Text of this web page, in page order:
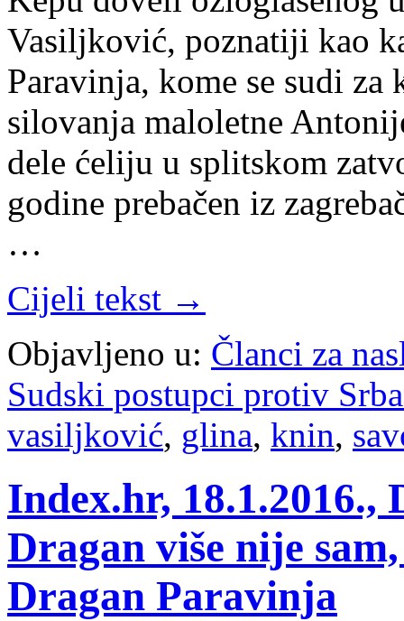
Vasiljković, poznatiji kao
Paravinja, kome se sudi
silovanja maloletne
dele ćeliju u splitskom
godine prebačen iz
…
Cijeli tekst →
Objavljeno u: Članci za
Sudski postupci protiv
vasiljković, glina, knin,
Index.hr, 18.1.2016.,
Dragan više nije
Dragan Paravinja